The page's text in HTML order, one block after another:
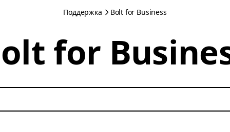
Поддержка Bolt for Business
for